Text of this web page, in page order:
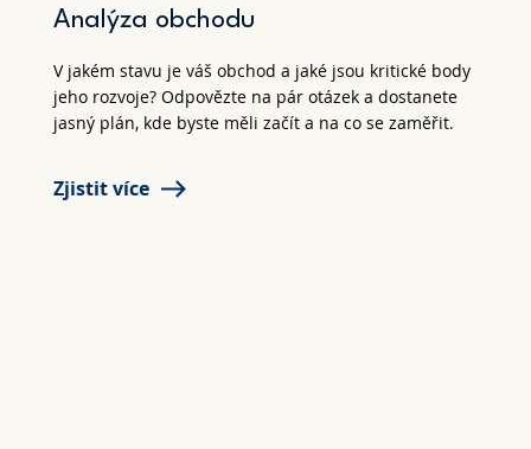
Analýza obchodu
V jakém stavu je váš obchod a jaké jsou kritické body
jeho rozvoje? Odpovězte na pár otázek a dostanete
jasný plán, kde byste měli začít a na co se zaměřit.
Zjistit více